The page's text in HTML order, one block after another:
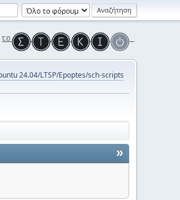
24.04/LTSP/Epoptes/sch-scripts
»